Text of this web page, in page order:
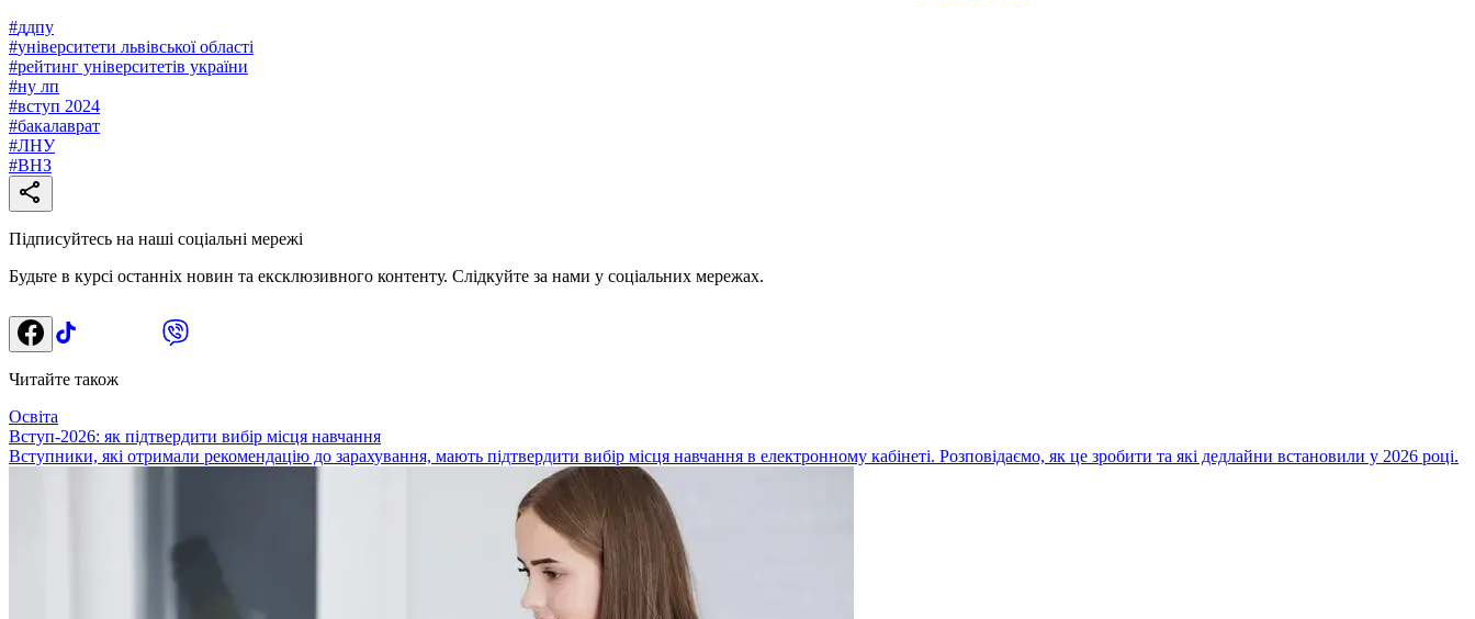
#ддпу
#університети львівської області
#рейтинг університетів україни
#ну лп
#вступ 2024
#бакалаврат
#ЛНУ
#ВНЗ
Підписуйтесь на наші соціальні мережі
Будьте в курсі останніх новин та ексклюзивного контенту. Слідкуйте за нами у соціальних мережах.
Читайте також
Освіта
Вступ-2026: як підтвердити вибір місця навчання
Вступники, які отримали рекомендацію до зарахування, мають підтвердити вибір місця навчання в електронному кабінеті. Розповідаємо, як це зробити та які дедлайни встановили у 2026 році.